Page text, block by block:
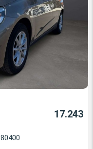
17.243
80400